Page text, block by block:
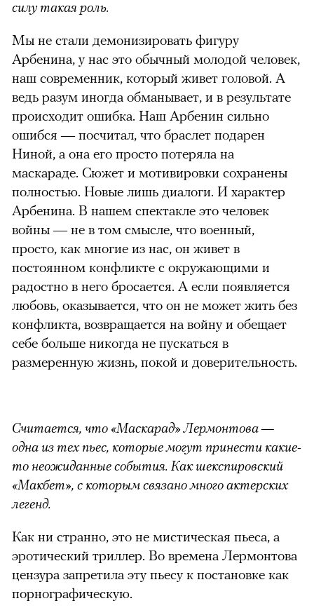
силу такая роль.
Мы не стали демонизировать фигуру
Арбенина, у нас это обычный молодой человек,
наш современник, который живет головой. А
ведь разум иногда обманывает, и в результате
происходит ошибка. Наш Арбенин сильно
ошибся — посчитал, что браслет подарен
Ниной, а она его просто потеряла на
маскараде. Сюжет и мотивировки сохранены
полностью. Новые лишь диалоги. И характер
Арбенина. В нашем спектакле это человек
войны — не в том смысле, что военный,
просто, как многие из нас, он живет в
постоянном конфликте с окружающими и
радостно в него бросается. А если появляется
любовь, оказывается, что он не может жить без
конфликта, возвращается на войну и обещает
себе больше никогда не пускаться в
размеренную жизнь, покой и доверительность.
Считается, что «Маскарад» Лермонтова —
одна из тех пьес, которые могут принести какие-
то неожиданные события. Как шекспировский
«Макбет», с которым связано много актерских
легенд.
Как ни странно, это не мистическая пьеса, а
эротический триллер. Во времена Лермонтова
цензура запретила эту пьесу к постановке как
порнографическую.